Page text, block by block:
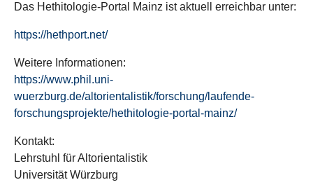
Das Hethitologie-Portal Mainz ist aktuell erreichbar unter:
https://hethport.net/
Weitere Informationen:
https://www.phil.uni-
wuerzburg.de/altorientalistik/forschung/laufende-
forschungsprojekte/hethitologie-portal-mainz/
Kontakt:
Lehrstuhl für Altorientalistik
Universität Würzburg